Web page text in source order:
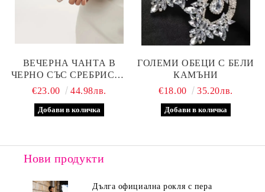
ВЕЧЕРНА ЧАНТА В
ЧЕРНО СЪС СРЕБРИСТА
ЛЕНТА
€23.00 44.98лв.
ГОЛЕМИ ОБЕЦИ С БЕЛИ
КАМЪНИ
€18.00
35.20лв.
Нови продукти
Дълга официална рокля с пера